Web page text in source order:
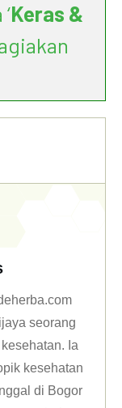
Keras &
seorang
Ia
kesehatan
di Bogor